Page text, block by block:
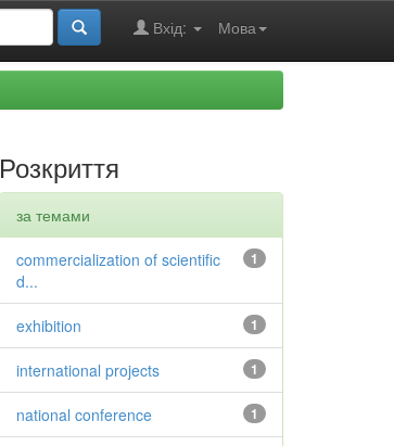
Мова
Вхід:
Розкриття
за темами
1
commercialization of scientific
d...
1
exhibition
1
international projects
1
national conference